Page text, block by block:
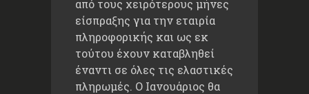
από τους χειρότερους μήνες
είσπραξης για την εταιρία
πληροφορικής και ως εκ
τούτου έχουν καταβληθεί
έναντι σε όλες τις ελαστικές
πληρωμές. Ο Ιανουάριος θα